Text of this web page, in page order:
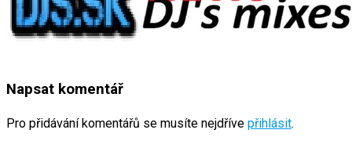
Napsat komentář
Pro přidávání komentářů se musíte nejdříve přihlásit.